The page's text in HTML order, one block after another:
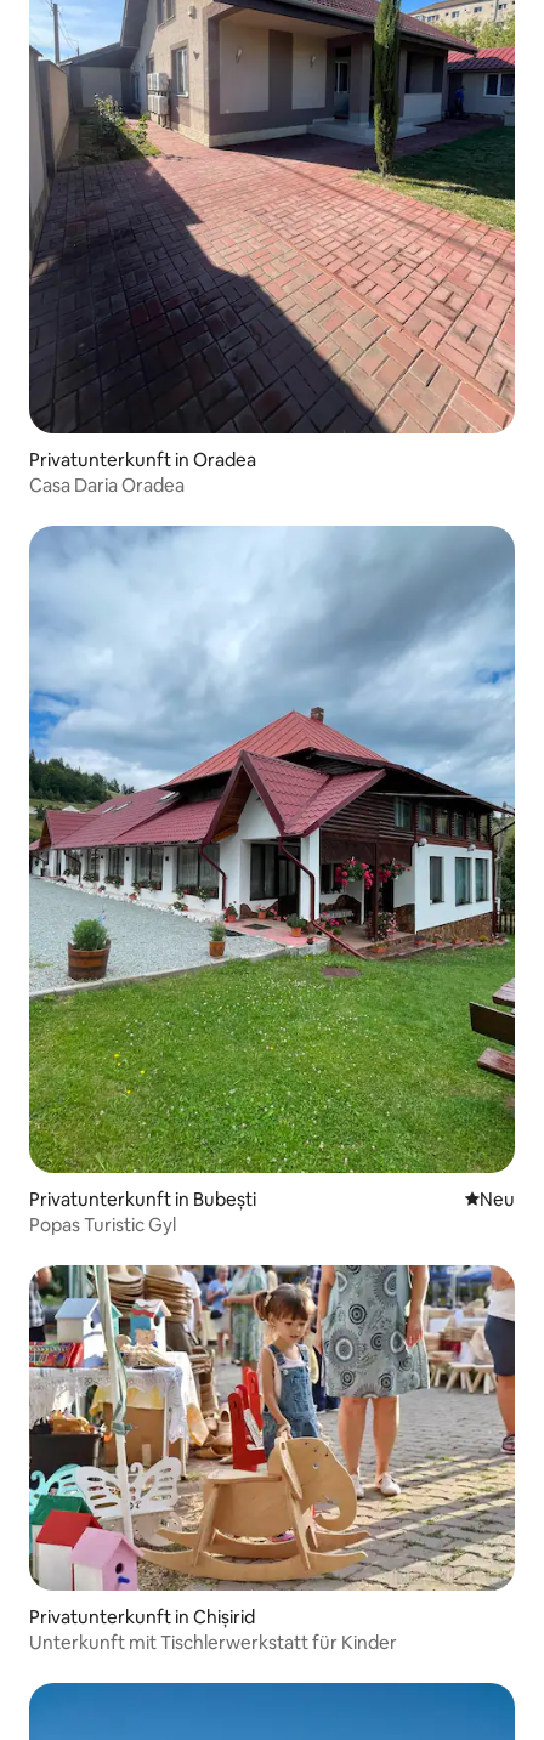
Privatunterkunft in Oradea
Casa Daria Oradea
Privatunterkunft in Bubești Neue
Neu
Popas Turistic Gyl
Privatunterkunft in Chișirid
Unterkunft mit Tischlerwerkstatt für Kinder